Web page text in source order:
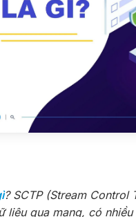
? SCTP (Stream
liệu qua mạng, có